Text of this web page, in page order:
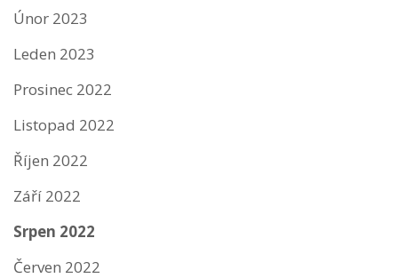
Únor 2023
Leden 2023
Prosinec 2022
Listopad 2022
Říjen 2022
Září 2022
Srpen 2022
Červen 2022